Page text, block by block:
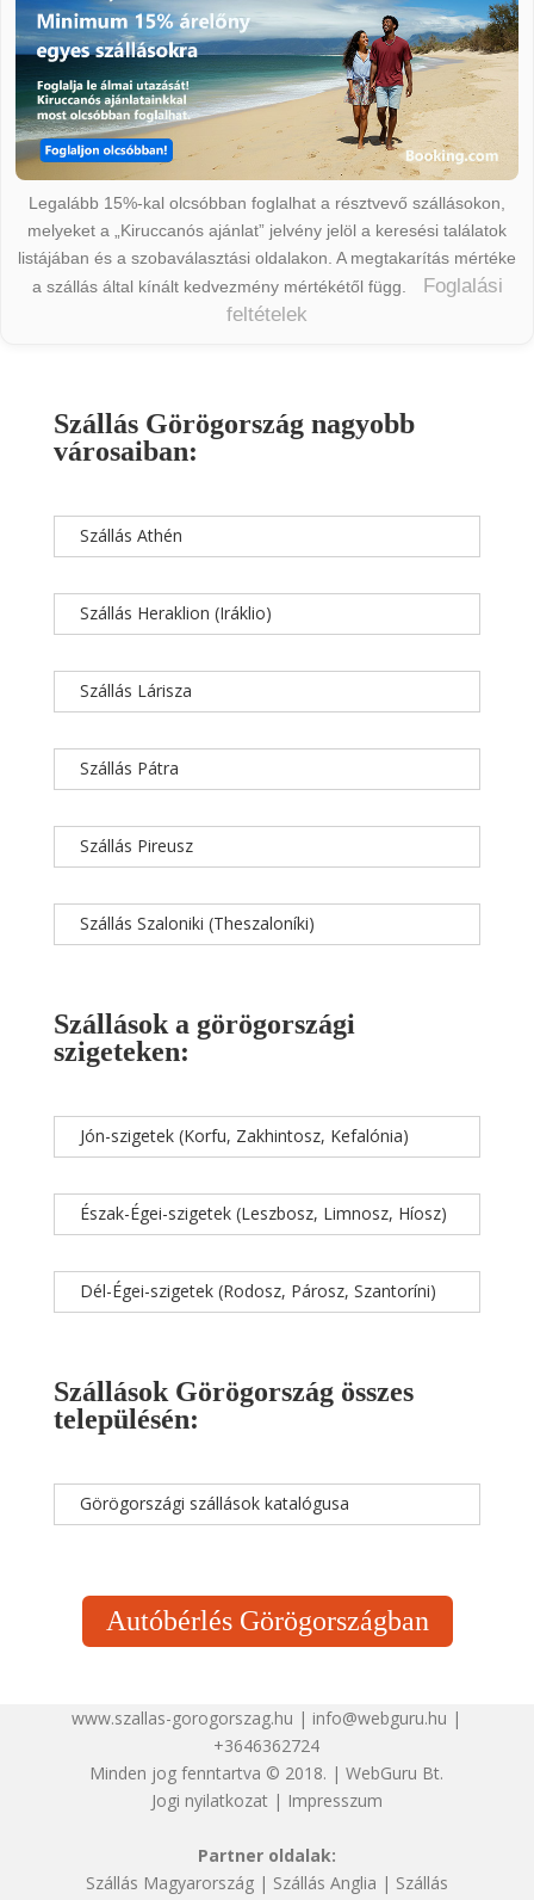
Legalább 15%-kal olcsóbban foglalhat a résztvevő szállásokon,
melyeket a „Kiruccanós ajánlat” jelvény jelöl a keresési találatok
listájában és a szobaválasztási oldalakon. A megtakarítás mértéke
a szállás által kínált kedvezmény mértékétől függ.
Foglalási
feltételek
Szállás Görögország nagyobb
városaiban:
Szállás Athén
Szállás Heraklion (Iráklio)
Szállás Lárisza
Szállás Pátra
Szállás Pireusz
Szállás Szaloniki (Theszaloníki)
Szállások a görögországi
szigeteken:
Jón-szigetek (Korfu, Zakhintosz, Kefalónia)
Észak-Égei-szigetek (Leszbosz, Limnosz, Híosz)
Dél-Égei-szigetek (Rodosz, Párosz, Szantoríni)
Szállások Görögország összes
településén:
Görögországi szállások katalógusa
Autóbérlés Görögországban
www.szallas-gorogorszag.hu | info@webguru.hu |
+3646362724
Minden jog fenntartva © 2018. | WebGuru Bt.
Jogi nyilatkozat| Impresszum
Partner oldalak:
Szállás Magyarország| Szállás Anglia | Szállás